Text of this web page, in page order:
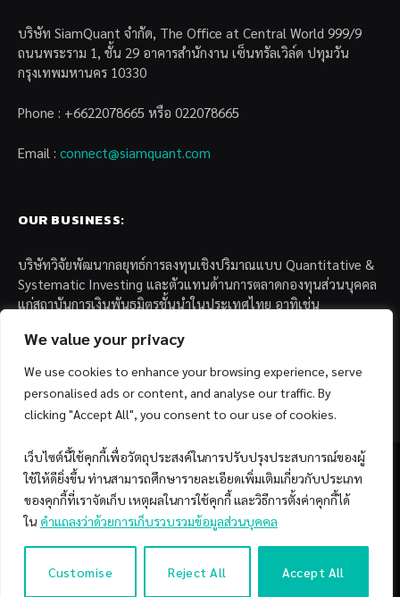
We value your privacy
We use cookies to enhance your browsing experience, serve
personalised ads or content, and analyse our traffic. By
clicking "Accept All", you consent to our use of cookies.
เว็บไซต์นี้ใช้คุกกี้เพื่อวัตถุประสงค์ในการปรับปรุงประสบการณ์ของผู้
ใช้ให้ดียิ่งขึ้น ท่านสามารถศึกษารายละเอียดเพิ่มเติมเกี่ยวกับประเภท
ของคุกกี้ที่เราจัดเก็บ เหตุผลในการใช้คุกกี้ และวิธีการตั้งค่าคุกกี้ได้
ใน คำแถลงว่าด้วยการเก็บรวบรวมข้อมูลส่วนบุคคล
Customise Reject All Accept All
บริษัท SiamQuant จำกัด, The Office at Central World 999/9
ถนนพระราม 1, ชั้น 29 อาคารสำนักงาน เซ็นทรัลเวิล์ด ปทุมวัน
กรุงเทพมหานคร 10330
Phone : +6622078665 หรือ 022078665
Email : connect@siamquant.com
OUR BUSINESS:
บริษัทวิจัยพัฒนากลยุทธ์การลงทุนเชิงปริมาณแบบ Quantitative &
Systematic Investing และตัวแทนด้านการตลาดกองทุนส่วนบุคคล
แก่สถาบันการเงินพันธมิตรชั้นนำในประเทศไทย อาทิเช่น
– บล. กรุงไทย เอ็กซ์สปริง จำกัด
– บล. ฟิลลิป (ประเทศไทย) จำกัด (มหาชน)
Facebook YouTube